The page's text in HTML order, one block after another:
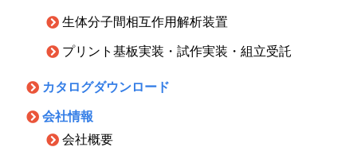
生体分子間相互作用解析装置
プリント基板実装・試作実装・組立受託
カタログダウンロード
会社情報
会社概要